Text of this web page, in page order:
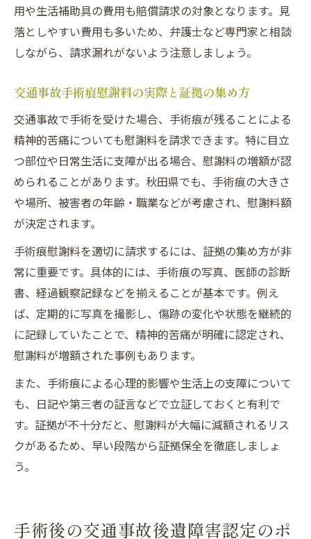
用や生活補助具の費用も賠償請求の対象となります。見
落としやすい費用も多いため、弁護士など専門家と相談
しながら、請求漏れがないよう注意しましょう。
交通事故手術痕慰謝料の実際と証拠の集め方
交通事故で手術を受けた場合、手術痕が残ることによる
精神的苦痛についても慰謝料を請求できます。特に目立
つ部位や日常生活に支障が出る場合、慰謝料の増額が認
められることがあります。秋田県でも、手術痕の大きさ
や場所、被害者の年齢・職業などが考慮され、慰謝料額
が決定されます。
手術痕慰謝料を適切に請求するには、証拠の集め方が非
常に重要です。具体的には、手術痕の写真、医師の診断
書、経過観察記録などを揃えることが基本です。例え
ば、定期的に写真を撮影し、傷跡の変化や状態を継続的
に記録していたことで、精神的苦痛が明確に認定され、
慰謝料が増額された事例もあります。
また、手術痕による心理的影響や生活上の支障について
も、日記や第三者の証言などで立証しておくと有利で
す。証拠が不十分だと、慰謝料が大幅に減額されるリス
クがあるため、早い段階から証拠保全を徹底しましょ
う。
手術後の交通事故後遺障害認定のポ